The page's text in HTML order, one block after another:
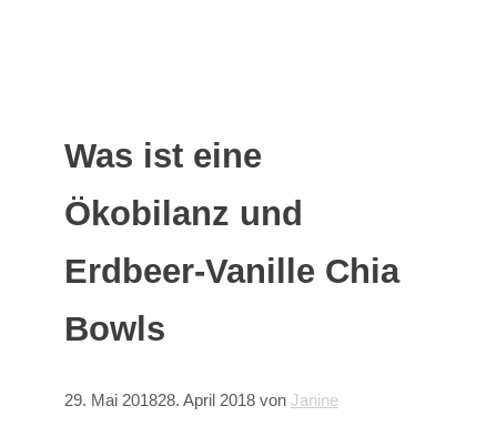
Was ist eine
Ökobilanz und
Erdbeer-Vanille Chia
Bowls
29. Mai 201828. April 2018 von Janine